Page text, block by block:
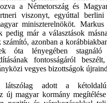
a Németország és
viszonyt, egyúttal berlini
miniszterelnököt.
pedig már a választások
azonban a
óta lényegében stagnáló
fontosságáról
vegyes bizottságok
adott a kétoldalú
új magyar kormány